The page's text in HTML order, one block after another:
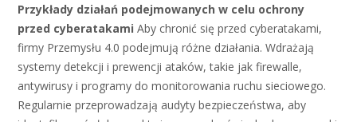
Przykłady działań podejmowanych w celu ochrony
przed cyberatakami Aby chronić się przed cyberatakami,
firmy Przemysłu 4.0 podejmują różne działania. Wdrażają
systemy detekcji i prewencji ataków, takie jak firewalle,
antywirusy i programy do monitorowania ruchu sieciowego.
Regularnie przeprowadzają audyty bezpieczeństwa, aby